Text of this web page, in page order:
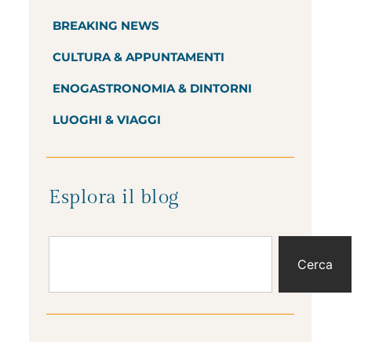
BREAKING NEWS
CULTURA & APPUNTAMENTI
ENOGASTRONOMIA & DINTORNI
LUOGHI & VIAGGI
Esplora il blog
Cerca